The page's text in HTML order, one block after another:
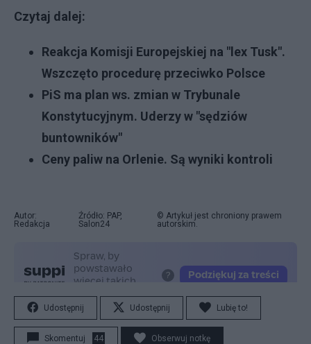
Czytaj dalej:
Reakcja Komisji Europejskiej na "lex Tusk".
Wszczęto procedurę przeciwko Polsce
PiS ma plan ws. zmian w Trybunale
Konstytucyjnym. Uderzy w "sędziów
buntowników"
Ceny paliw na Orlenie. Są wyniki kontroli
Autor:
Redakcja
Źródło: PAP,
Salon24
© Artykuł jest chroniony prawem
autorskim.
Udostępnij Udostępnij Lubię to!
Skomentuj 44 Obserwuj notkę